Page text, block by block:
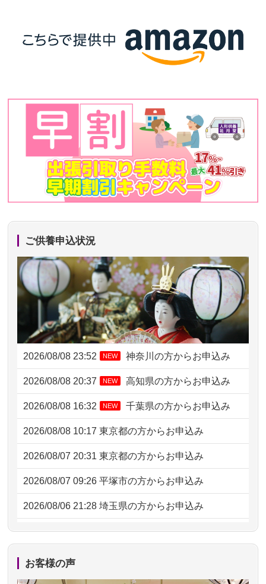
ご供養申込状況
2026/08/08 23:52 NEW 神奈川の方からお申込み
2026/08/08 20:37 NEW 高知県の方からお申込み
2026/08/08 16:32 NEW 千葉県の方からお申込み
2026/08/08 10:17 東京都の方からお申込み
2026/08/07 20:31 東京都の方からお申込み
2026/08/07 09:26 平塚市の方からお申込み
2026/08/06 21:28 埼玉県の方からお申込み
2026/08/06 17:56 藤沢市の方からお申込み
2026/08/06 10:06
2026/08/06 09:17 三重県の方からお申込み
お客様の声